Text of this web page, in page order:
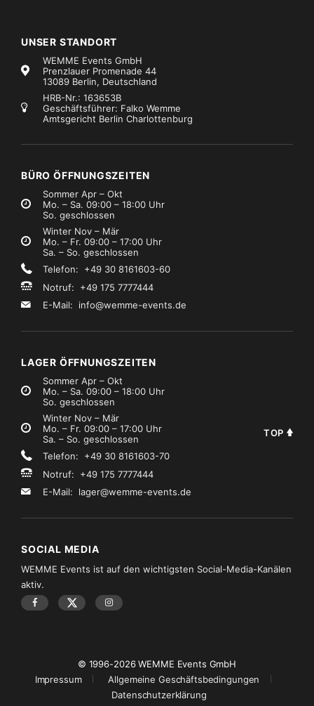
UNSER STANDORT
WEMME Events GmbH
Prenzlauer Promenade 44
13089 Berlin, Deutschland
HRB-Nr.: 163653B
Geschäftsführer: Falko Wemme
Amtsgericht Berlin Charlottenburg
BÜRO ÖFFNUNGSZEITEN
Sommer Apr – Okt
Mo. – Sa. 09:00 – 18:00 Uhr
So. geschlossen
Winter Nov – Mär
Mo. – Fr. 09:00 – 17:00 Uhr
Sa. – So. geschlossen
Telefon: +49 30 8161603-60
Notruf: +49 175 7777444
E-Mail: info@wemme-events.de
LAGER ÖFFNUNGSZEITEN
Sommer Apr – Okt
Mo. – Sa. 09:00 – 18:00 Uhr
So. geschlossen
Winter Nov – Mär
Mo. – Fr. 09:00 – 17:00 Uhr
Sa. – So. geschlossen
Telefon: +49 30 8161603-70
Notruf: +49 175 7777444
E-Mail: lager@wemme-events.de
SOCIAL MEDIA
WEMME Events ist auf den wichtigsten Social-Media-Kanälen
aktiv.
© 1996-2026 WEMME Events GmbH
Impressum
Allgemeine Geschäftsbedingungen
Datenschutzerklärung
TOP